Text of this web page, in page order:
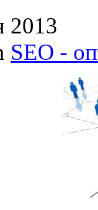
2013
SEO -